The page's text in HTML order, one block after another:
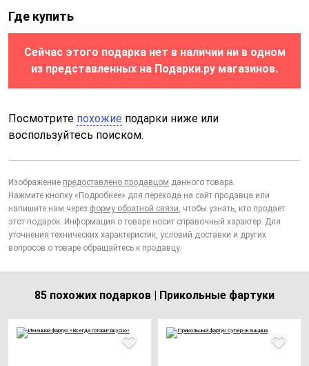
Где купить
Сейчас этого подарка нет в наличии ни в одном
из представленных на Подарки.ру магазинов.
Посмотрите похожие подарки ниже или
воспользуйтесь поиском.
Изображение предоставлено продавцом данного товара.
Нажмите кнопку «Подробнее» для перехода на сайт продавца или
напишите нам через форму обратной связи, чтобы узнать, кто продает
этот подарок. Информация о товаре носит справочный характер. Для
уточнения технических характеристик, условий доставки и других
вопросов о товаре обращайтесь к продавцу.
85 похожих подарков | Прикольные фартуки